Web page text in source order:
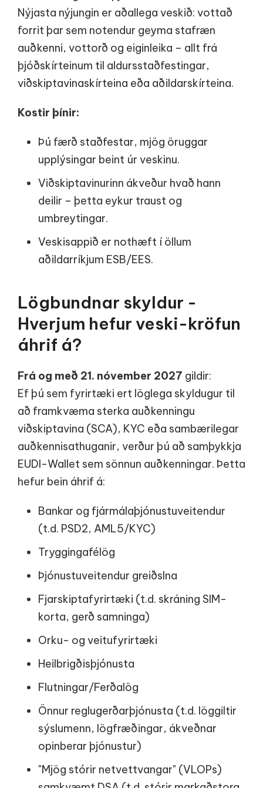
Nýjasta nýjungin er aðallega veskið: vottað
forrit þar sem notendur geyma stafræn
auðkenni, vottorð og eiginleika – allt frá
þjóðskírteinum til aldursstaðfestingar,
viðskiptavinaskírteina eða aðildarskírteina.
Kostir þínir:
Þú færð staðfestar, mjög öruggar
upplýsingar beint úr veskinu.
Viðskiptavinurinn ákveður hvað hann
deilir – þetta eykur traust og
umbreytingar.
Veskisappið er nothæft í öllum
aðildarríkjum ESB/EES.
Lögbundnar skyldur -
Hverjum hefur veski-kröfun
áhrif á?
Frá og með 21. nóvember 2027 gildir:
Ef þú sem fyrirtæki ert löglega skyldugur til
að framkvæma sterka auðkenningu
viðskiptavina (SCA), KYC eða sambærilegar
auðkennisathuganir, verður þú að samþykkja
EUDI-Wallet sem sönnun auðkenningar. Þetta
hefur bein áhrif á:
Bankar og fjármálaþjónustuveitendur
(t.d. PSD2, AML5/KYC)
Tryggingafélög
Þjónustuveitendur greiðslna
Fjarskiptafyrirtæki (t.d. skráning SIM-
korta, gerð samninga)
Orku- og veitufyrirtæki
Heilbrigðisþjónusta
Flutningar/Ferðalög
Önnur reglugerðarþjónusta (t.d. löggiltir
sýslumenn, lögfræðingar, ákveðnar
opinberar þjónustur)
"Mjög stórir netvettvangar" (VLOPs)